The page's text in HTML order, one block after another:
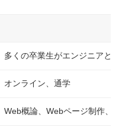
多くの卒業生がエンジニアとし
オンライン、通学
Web概論、Webページ制作、